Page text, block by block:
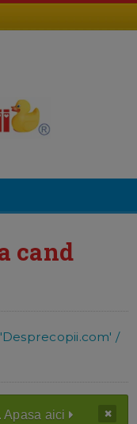
cand
/
Apasa aici